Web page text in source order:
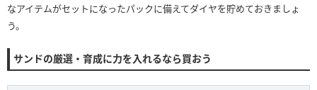
なアイテムがセットになったパックに備えてダイヤを貯めておきましょ
う。
サンドの厳選・育成に力を入れるなら買おう